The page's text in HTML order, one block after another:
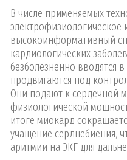
В числе применяемых
электрофизиологическое
высокоинформативный
кардиологических
безболезненно вводятся
продвигаются под
Они подают к сердечной
физиологической
итоге миокард
учащение сердцебиения,
аритмии на ЭКГ для